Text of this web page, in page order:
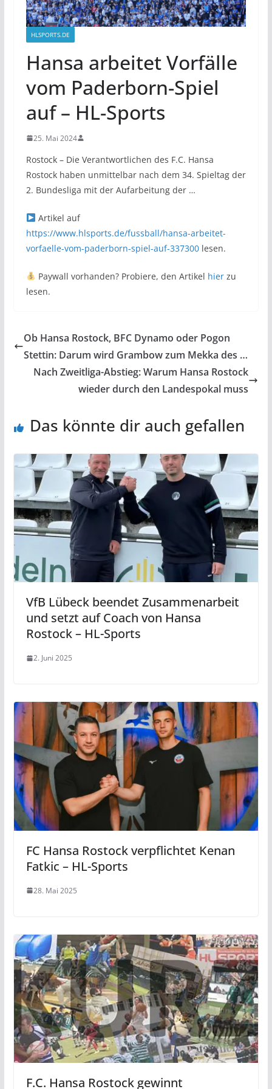
HLSPORTS.DE
Hansa arbeitet Vorfälle
vom Paderborn-Spiel
auf – HL-Sports
25. Mai 2024
Rostock – Die Verantwortlichen des F.C. Hansa
Rostock haben unmittelbar nach dem 34. Spieltag der
2. Bundesliga mit der Aufarbeitung der …
Artikel auf
https://www.hlsports.de/fussball/hansa-arbeitet-
vorfaelle-vom-paderborn-spiel-auf-337300lesen.
Paywall vorhanden? Probiere, den Artikel hierzu
lesen.
Ob Hansa Rostock, BFC Dynamo oder Pogon
Stettin: Darum wird Grambow zum Mekka des …
Nach Zweitliga-Abstieg: Warum Hansa Rostock
wieder durch den Landespokal muss
Das könnte dir auch gefallen
VfB Lübeck beendet Zusammenarbeit
und setzt auf Coach von Hansa
Rostock – HL-Sports
2. Juni 2025
FC Hansa Rostock verpflichtet Kenan
Fatkic – HL-Sports
28. Mai 2025
F.C. Hansa Rostock gewinnt